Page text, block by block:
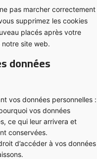
pas marcher correctement
supprimez les cookies
placés après votre
site web.
données
vos données personnelles :
vos données
ce qui leur arrivera et
conservées.
d’accéder à vos données